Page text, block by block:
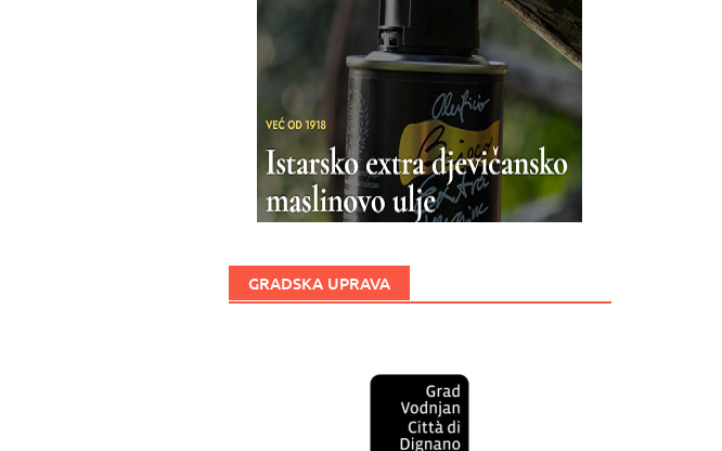
GRADSKA UPRAVA